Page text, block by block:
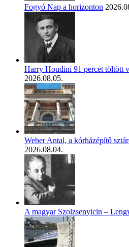
Fogyó Nap a horizonton
Harry Houdini 91 percet töltött
2026.08.05.
Weber Antal, a kórházépítő
2026.08.04.
A magyar Szolzsenyicin –